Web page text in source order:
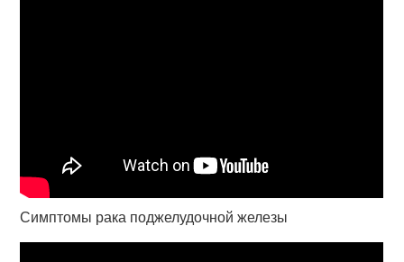
Симптомы рака поджелудочной железы